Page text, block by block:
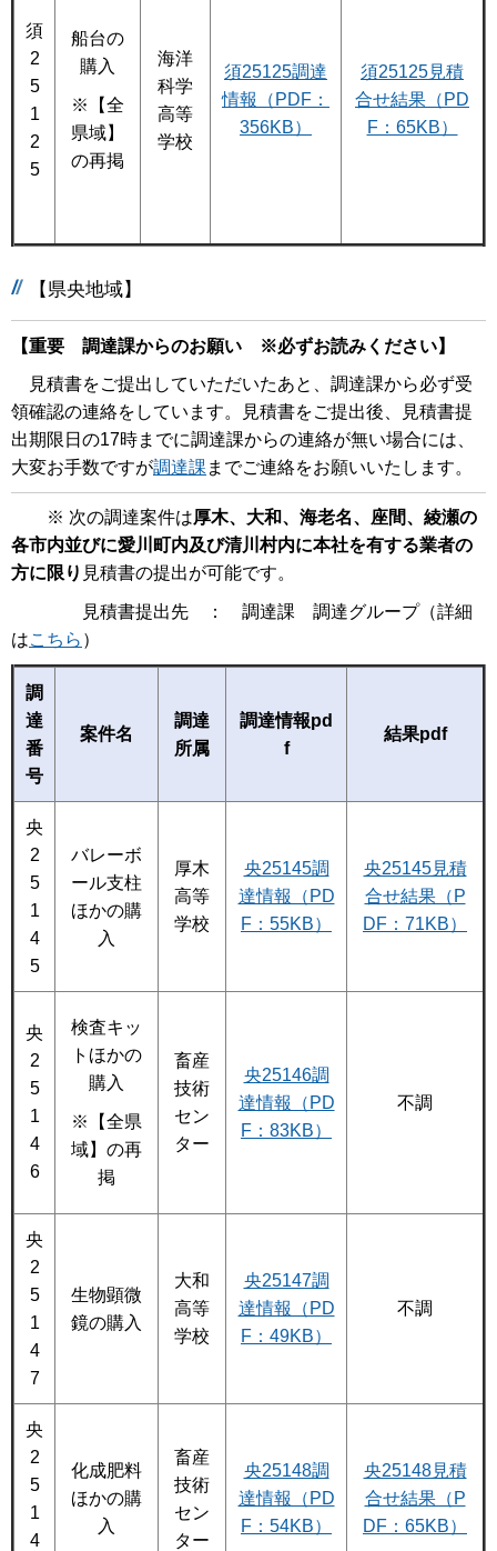
須
2
5
1
2
5
船台の
購入
※【全
県域】
の再掲
海洋
科学
高等
学校
須25125調達
情報（PDF：
356KB）
須25125見積
合せ結果（PD
F：65KB）
【県央地域】
【重要 調達課からのお願い ※必ずお読みください】
見積書をご提出していただいたあと、調達課から必ず受
領確認の連絡をしています。見積書をご提出後、見積書提
出期限日の17時までに調達課からの連絡が無い場合には、
大変お手数ですが調達課 までご連絡をお願いいたします。
※ 次の調達案件は厚木、大和、海老名、座間、綾瀬の
各市内並びに愛川町内及び清川村内に本社を有する業者の
方に限り 見積書の提出が可能です。
見積書提出先 ： 調達課 調達グループ（詳細
はこちら ）
調
達
番
号
案件名
調達
所属
調達情報pd
f
結果pdf
央
2
5
1
4
5
バレーボ
ール支柱
ほかの購
入
厚木
高等
学校
央25145調
達情報（PD
F：55KB）
央25145見積
合せ結果（P
DF：71KB）
央
2
5
1
4
6
検査キッ
トほかの
購入
※【全県
域】の再
掲
畜産
技術
セン
ター
央25146調
達情報（PD
F：83KB）
不調
央
2
5
1
4
7
生物顕微
鏡の購入
大和
高等
学校
央25147調
達情報（PD
F：49KB）
不調
央
2
5
1
4
化成肥料
ほかの購
入
畜産
技術
セン
ター
央25148調
達情報（PD
F：54KB）
央25148見積
合せ結果（P
DF：65KB）